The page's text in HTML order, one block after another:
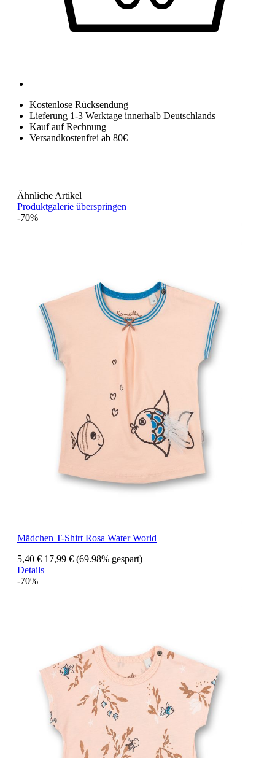
Kostenlose Rücksendung
Lieferung 1-3 Werktage innerhalb Deutschlands
Kauf auf Rechnung
Versandkostenfrei ab 80€
Ähnliche Artikel
Produktgalerie überspringen
-70%
Mädchen T-Shirt Rosa Water World
5,40 € 17,99 € (69.98% gespart)
Details
-70%